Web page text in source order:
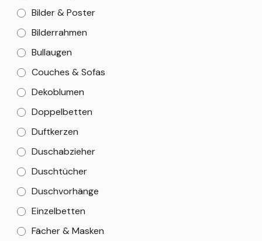
Bilder & Poster
Bilderrahmen
Bullaugen
Couches & Sofas
Dekoblumen
Doppelbetten
Duftkerzen
Duschabzieher
Duschtücher
Duschvorhänge
Einzelbetten
Fächer & Masken